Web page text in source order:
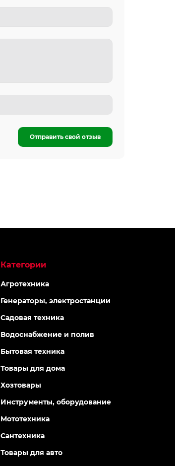
Отправить свой отзыв
Категории
Агротехника
Генераторы, электростанции
Садовая техника
Водоснабжение и полив
Бытовая техника
Товары для дома
Хозтовары
Инструменты, оборудование
Мототехника
Сантехника
Товары для авто